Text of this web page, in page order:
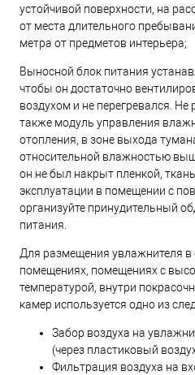
устойчивой поверхности, на
от места длительного
метра от предметов интерьера;
Выносной блок питания
чтобы он достаточно
воздухом и не перегревался.
также модуль управления
отопления, в зоне выхода
относительной влажностью
он не был накрыт пленкой,
эксплуатации в помещении с
организуйте принудительный
питания.
Для размещения увлажнителя
помещениях, помещениях с
температурой, внутри
камер используется одно из
Забор воздуха на
(через пластиковый
Фильтрация воздуха на